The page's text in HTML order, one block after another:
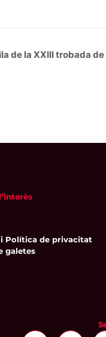
de la XXIII trobada de
Política de privacitat
galetes